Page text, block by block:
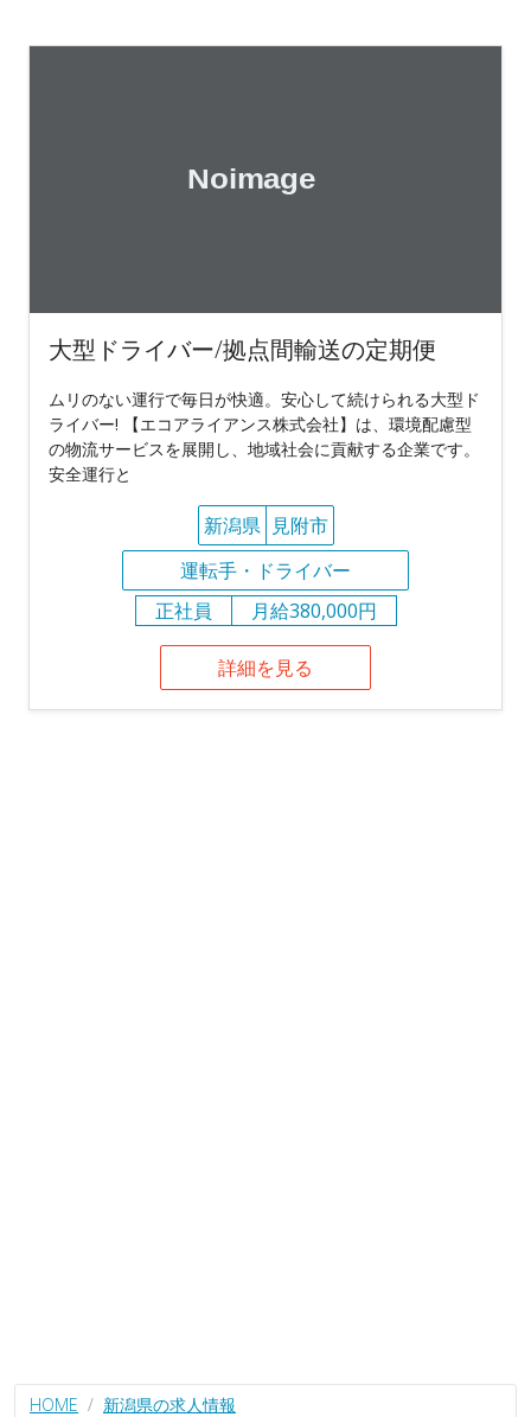
大型ドライバー/拠点間輸送の定期便
ムリのない運行で毎日が快適。安心して続けられる大型ド
ライバー! 【エコアライアンス株式会社】は、環境配慮型
の物流サービスを展開し、地域社会に貢献する企業です。
安全運行と
新潟県 見附市
運転手・ドライバー
正社員
月給380,000円
詳細を見る
HOME
新潟県の求人情報